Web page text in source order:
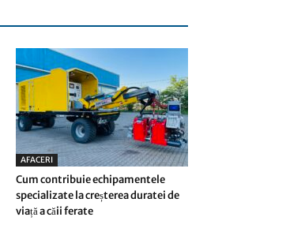
AFACERI
Cum contribuie echipamentele
specializate la creșterea duratei de
viață a căii ferate